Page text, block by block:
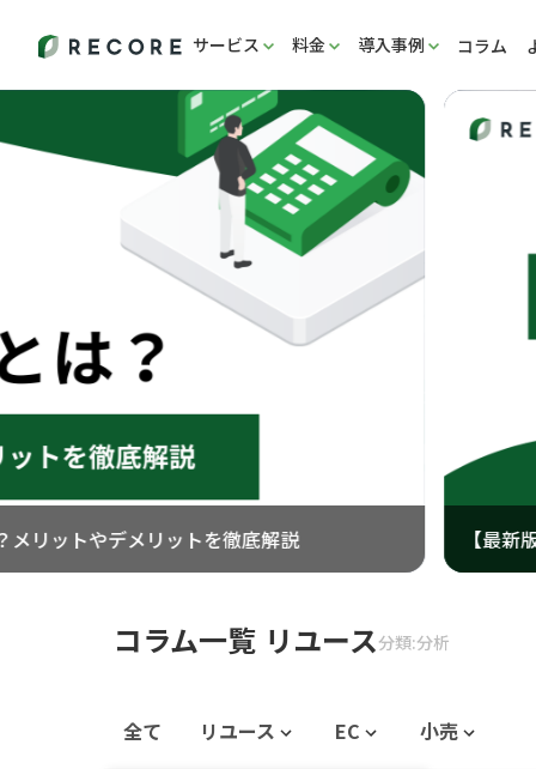
サービス 料金 導入事例 コラム
ードゲーム）市場規模や今後の動向 トレ
コラム一覧 リユース分類:分析
全て リユース EC 小売